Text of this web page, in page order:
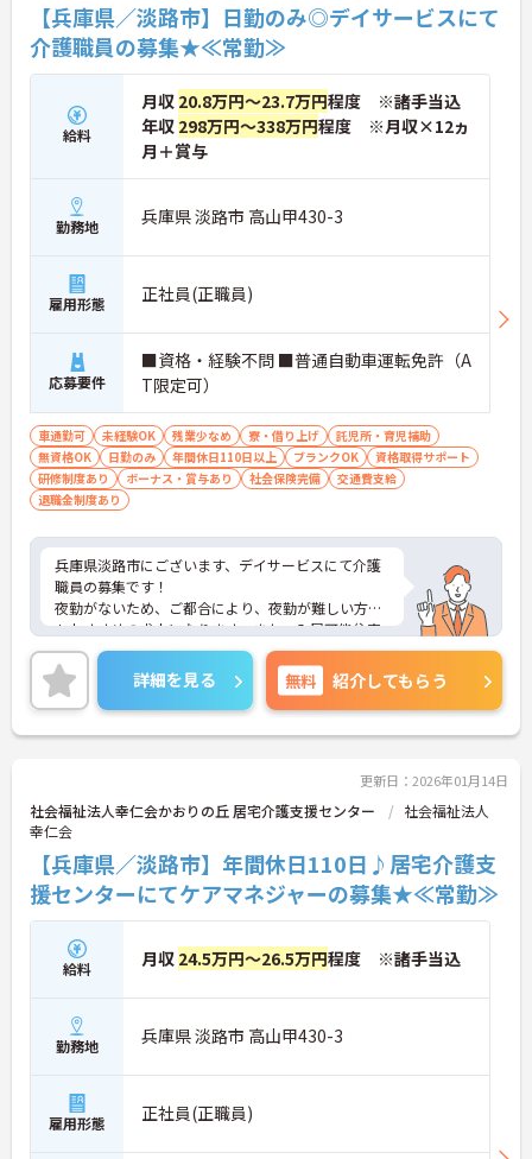
【兵庫県／淡路市】日勤のみ◎デイサービスにて
介護職員の募集★≪常勤≫
給料
月収 20.8万円～23.7万円程度 ※諸手当込
年収 298万円～338万円程度 ※月収×12ヵ
月＋賞与
勤務地 兵庫県 淡路市 高山甲430-3
雇用形態 正社員(正職員)
応募要件
■資格・経験不問 ■普通自動車運転免許（A
T限定可）
車通勤可 未経験OK 残業少なめ 寮・借り上げ
託児所・育児補助
無資格OK
日勤のみ 年間休日110日以上 ブランクOK
資格取得サポート
研修制度あり
ボーナス・賞与あり 社会保険完備
交通費支給
退職金制度あり
兵庫県淡路市にございます、デイサービスにて介護
職員の募集です！
夜勤がないため、ご都合により、夜勤が難しい方に
もおすすめの求人になります。また、入居可能住宅
がございますので、遠方からのご転職の方にもおす
すめの求人となっています♪
ご興味ある方には、面接対策ポイントなど、さらに
詳細をお話しいたしますのでお気軽にご相談くださ
い！
詳細を見る 無料 紹介してもらう
更新日：2026年01月14日
社会福祉法人幸仁会かおりの丘 居宅介護支援センター
社会福祉法人
幸仁会
【兵庫県／淡路市】年間休日110日♪居宅介護支
援センターにてケアマネジャーの募集★≪常勤≫
給料 月収 24.5万円～26.5万円程度 ※諸手当込
勤務地 兵庫県 淡路市 高山甲430-3
雇用形態 正社員(正職員)